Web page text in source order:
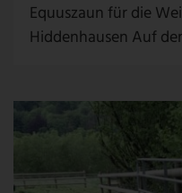
Equuszaun für die
Hiddenhausen Auf